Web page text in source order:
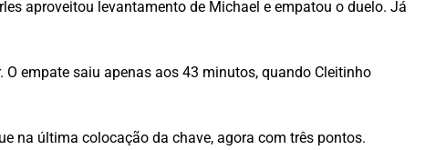
aproveitou levantamento de Michael e empatou o duelo. Já
empate saiu apenas aos 43 minutos, quando Cleitinho
na última colocação da chave, agora com três pontos.